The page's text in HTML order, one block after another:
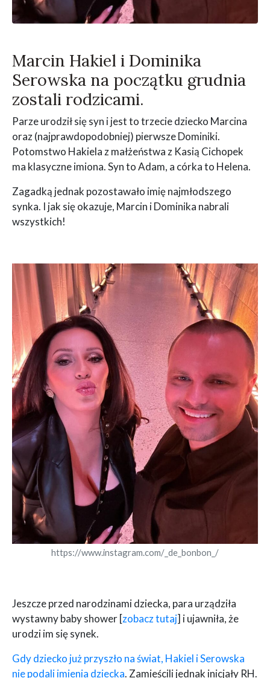
Marcin Hakiel i Dominika
Serowska na początku grudnia
zostali rodzicami.
Parze urodził się syn i jest to trzecie dziecko Marcina
oraz (najprawdopodobniej) pierwsze Dominiki.
Potomstwo Hakiela z małżeństwa z Kasią Cichopek
ma klasyczne imiona. Syn to Adam, a córka to Helena.
Zagadką jednak pozostawało imię najmłodszego
synka. I jak się okazuje, Marcin i Dominika nabrali
wszystkich!
https://www.instagram.com/_de_bonbon_/
Jeszcze przed narodzinami dziecka, para urządziła
wystawny baby shower [zobacz tutaj] i ujawniła, że
urodzi im się synek.
Gdy dziecko już przyszło na świat, Hakiel i Serowska
nie podali imienia dziecka. Zamieścili jednak inicjały RH.